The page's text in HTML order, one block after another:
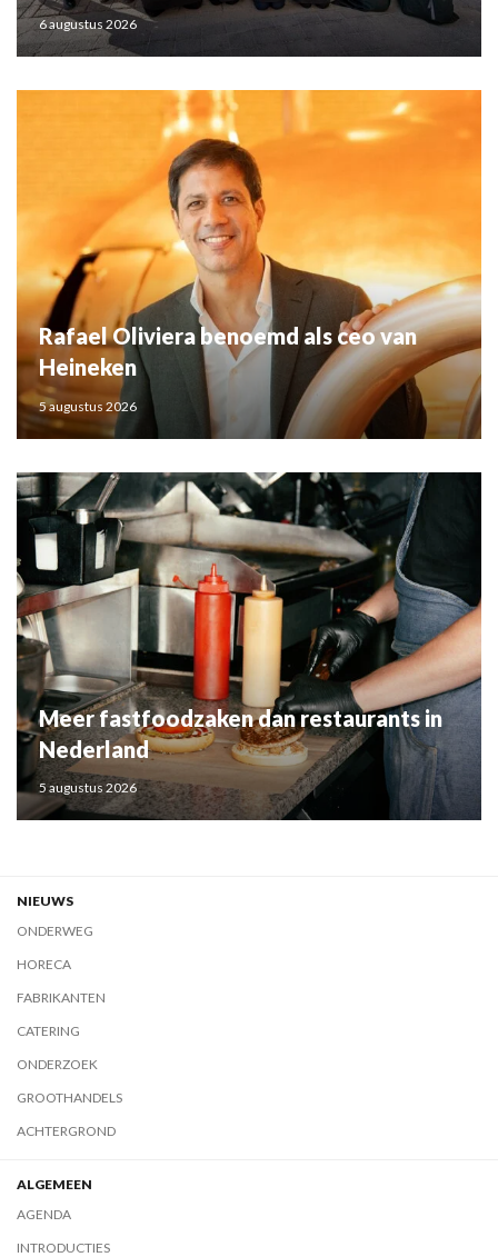
6 augustus 2026
Rafael Oliviera benoemd als ceo van
Heineken
5 augustus 2026
Meer fastfoodzaken dan restaurants in
Nederland
5 augustus 2026
NIEUWS
ONDERWEG
HORECA
FABRIKANTEN
CATERING
ONDERZOEK
GROOTHANDELS
ACHTERGROND
ALGEMEEN
AGENDA
INTRODUCTIES